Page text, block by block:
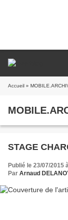
Accueil »
STAGE
Publié le 23/07/2015
Par Arnaud